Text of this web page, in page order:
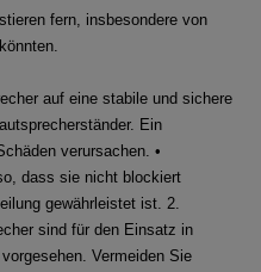
fern, insbesondere von
auf eine stabile und sichere
Ein
verursachen. •
dass sie nicht blockiert
gewährleistet ist. 2.
sind für den Einsatz in
Vermeiden Sie